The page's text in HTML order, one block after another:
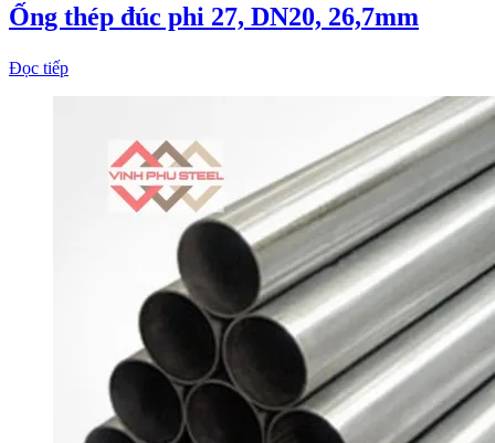
Ống thép đúc phi 27, DN20, 26,7mm
Đọc tiếp